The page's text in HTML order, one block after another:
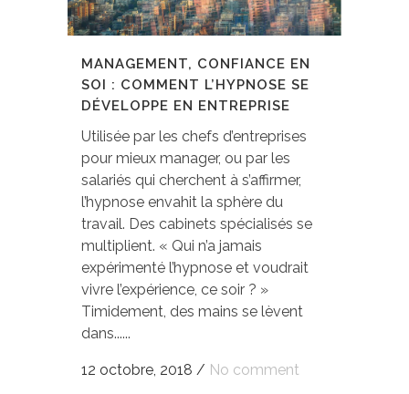
MANAGEMENT, CONFIANCE EN
SOI : COMMENT L’HYPNOSE SE
DÉVELOPPE EN ENTREPRISE
Utilisée par les chefs d’entreprises
pour mieux manager, ou par les
salariés qui cherchent à s’affirmer,
l’hypnose envahit la sphère du
travail. Des cabinets spécialisés se
multiplient. « Qui n’a jamais
expérimenté l’hypnose et voudrait
vivre l’expérience, ce soir ? »
Timidement, des mains se lèvent
dans......
12 octobre, 2018 / No comment